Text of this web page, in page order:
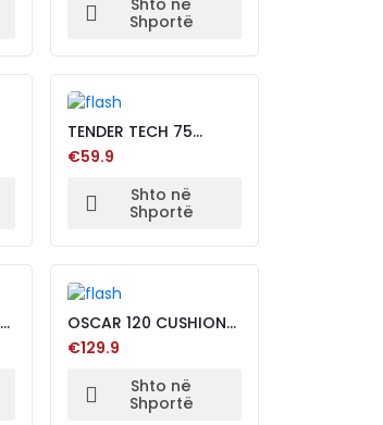
Shportë
TENDER TECH 75
BLACK CUSHION
€59.9
Shto në
Shportë
OSCAR 120 CUSHION
BLACK
€129.9
Shto në
Shportë